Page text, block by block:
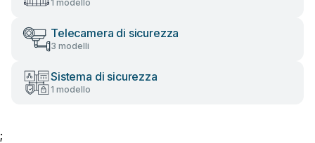
1 modello
Telecamera di sicurezza
3 modelli
Sistema di sicurezza
1 modello
;